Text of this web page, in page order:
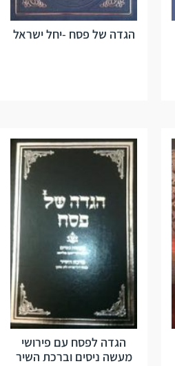
הגדה של פסח -יחל ישראל
הגדה לפסח עם פירושי
מעשה ניסים וברכת השיר